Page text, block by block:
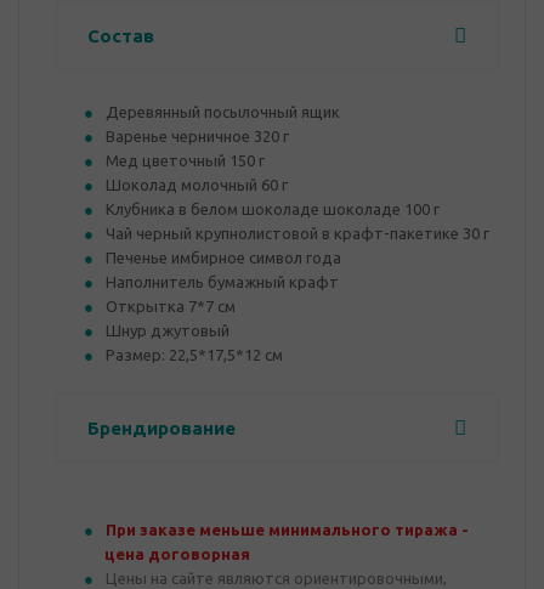
Состав
Деревянный посылочный ящик
Варенье черничное 320 г
Мед цветочный 150 г
Шоколад молочный 60 г
Клубника в белом шоколаде шоколаде 100 г
Чай черный крупнолистовой в крафт-пакетике 30 г
Печенье имбирное символ года
Наполнитель бумажный крафт
Открытка 7*7 см
Шнур джутовый
Размер: 22,5*17,5*12 см
Брендирование
При заказе меньше минимального тиража -
цена договорная
Цены на сайте являются ориентировочными,